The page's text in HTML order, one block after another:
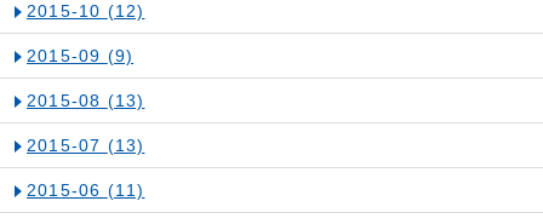
2015-10 (12)
2015-09 (9)
2015-08 (13)
2015-07 (13)
2015-06 (11)